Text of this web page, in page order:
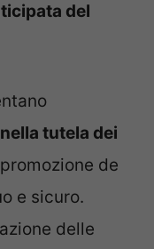
del
tutela dei
de
e sicuro.
delle